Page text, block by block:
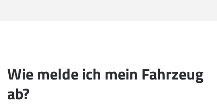
Wie melde ich mein Fahrzeug
ab?